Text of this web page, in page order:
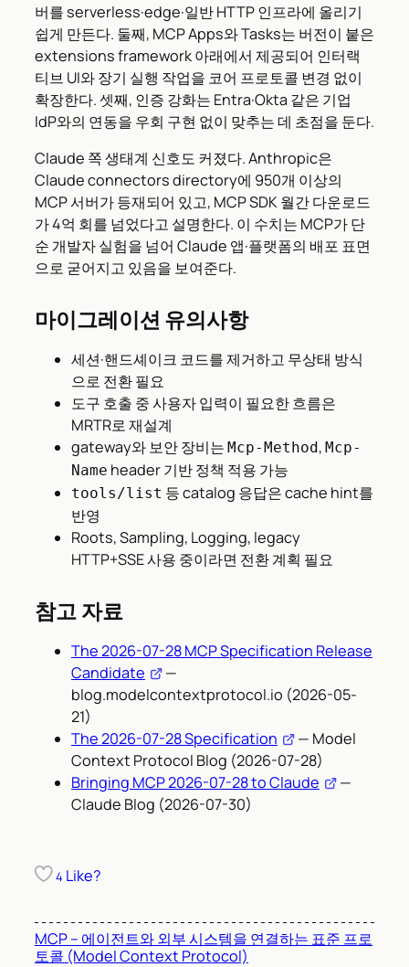
버를 serverless·edge·일반 HTTP 인프라에 올리기
쉽게 만든다. 둘째, MCP Apps와 Tasks는 버전이 붙은
extensions framework 아래에서 제공되어 인터랙
티브 UI와 장기 실행 작업을 코어 프로토콜 변경 없이
확장한다. 셋째, 인증 강화는 Entra·Okta 같은 기업
IdP와의 연동을 우회 구현 없이 맞추는 데 초점을 둔다.
Claude 쪽 생태계 신호도 커졌다. Anthropic은
Claude connectors directory에 950개 이상의
MCP 서버가 등재되어 있고, MCP SDK 월간 다운로드
가 4억 회를 넘었다고 설명한다. 이 수치는 MCP가 단
순 개발자 실험을 넘어 Claude 앱·플랫폼의 배포 표면
으로 굳어지고 있음을 보여준다.
마이그레이션 유의사항
세션·핸드셰이크 코드를 제거하고 무상태 방식
으로 전환 필요
도구 호출 중 사용자 입력이 필요한 흐름은
MRTR로 재설계
gateway와 보안 장비는 Mcp-Method, Mcp-
Name header 기반 정책 적용 가능
tools/list 등 catalog 응답은 cache hint를
반영
Roots, Sampling, Logging, legacy
HTTP+SSE 사용 중이라면 전환 계획 필요
참고 자료
The 2026-07-28 MCP Specification Release
Candidate
—
blog.modelcontextprotocol.io (2026-05-
21)
The 2026-07-28 Specification
— Model
Context Protocol Blog (2026-07-28)
Bringing MCP 2026-07-28 to Claude
—
Claude Blog (2026-07-30)
4 Like?
MCP – 에이전트와 외부 시스템을 연결하는 표준 프로
토콜 (Model Context Protocol)